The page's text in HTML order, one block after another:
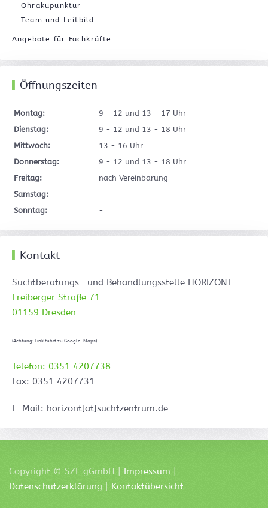
Ohrakupunktur
Team und Leitbild
Angebote für Fachkräfte
Öffnungszeiten
Montag:
9 - 12 und 13 - 17 Uhr
Dienstag:
9 - 12 und 13 - 18 Uhr
Mittwoch:
13 - 16 Uhr
Donnerstag:
9 - 12 und 13 - 18 Uhr
Freitag:
nach Vereinbarung
Samstag:
-
Sonntag:
-
Kontakt
Suchtberatungs- und Behandlungsstelle HORIZONT
Freiberger Straße 71
01159 Dresden
(Achtung: Link führt zu Google-Maps)
Telefon: 0351 4207738
Fax: 0351 4207731
E-Mail: horizont[at]suchtzentrum.de
Copyright © SZL gGmbH | Impressum
Datenschutzerklärung
Kontaktübersicht